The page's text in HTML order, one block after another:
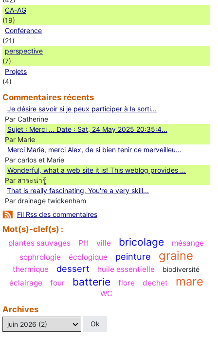
CA-AG
(19)
Conférence
(21)
perspective
(7)
Projets
(4)
Commentaires récents
Je désire savoir si je peux participer à la sorti...
Par Catherine
Sujet : Merci … Date : Sat, 24 May 2025 20:35:4...
Par Marie
Merci Marie, merci Alex, de si bien tenir ce merveilleu...
Par carlos et Marie
Wonderful, what a web site it is! This weblog provides ...
Par สาระน่ารู้
Ꭲhat is really fascinating, You'rе a very skill...
Par drainage twickenham
Fil Rss des commentaires
Mot(s)-clef(s) :
plantes sauvages PH ville bricolage
mésange
sophrologie
écologique peinture graine
thermique dessert huile essentielle biodiversité
éclairage four batterie flore dechet mare
WC
Archives